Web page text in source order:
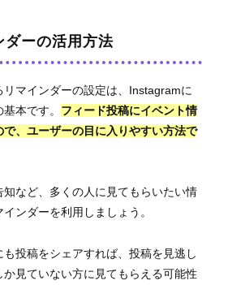
ーの活用方法
リマインダーの設定は、Instagramに
本です。 フィード投稿にイベント情
、ユーザーの目に入りやすい方法で
など、多くの人に見てもらいたい情
ンダーを利用しましょう。
投稿をシェアすれば、投稿を見逃し
見ていない方に見てもらえる可能性